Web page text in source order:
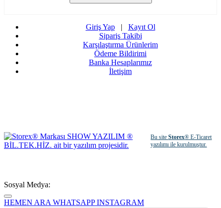
Giriş Yap| Kayıt Ol
Sipariş Takibi
Karşılaştırma Ürünlerim
Ödeme Bildirimi
Banka Hesaplarımız
İletişim
Bu siteStorex® E-Ticaret
yazılımı ile kurulmuştur.
Sosyal Medya:
HEMEN ARA WHATSAPP INSTAGRAM